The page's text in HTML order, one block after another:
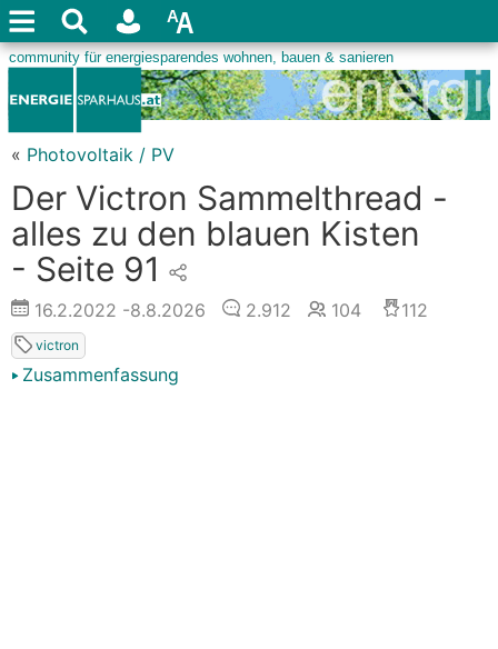
« Photovoltaik / PV
Der Victron Sammelthread -
alles zu den blauen Kisten
- Seite 91
16.2.2022 -8.8.2026 2.912 104 112
victron
Zusammenfassung